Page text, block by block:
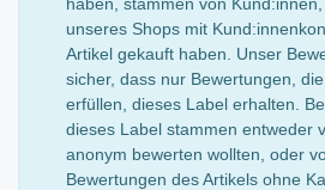
unseres Shops mit
Artikel gekauft haben. Unser
sicher, dass nur Bewertungen,
erfüllen, dieses Label erhalten.
dieses Label stammen entweder
anonym bewerten wollten, oder
Bewertungen des Artikels ohne